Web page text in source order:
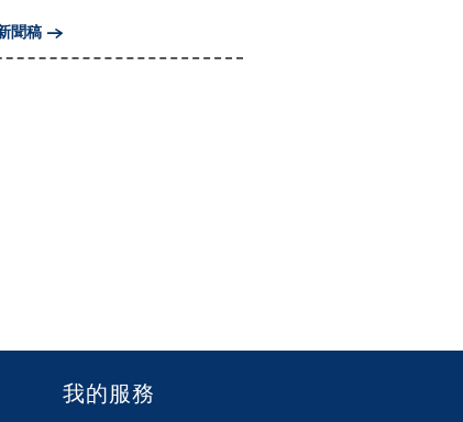
聞稿
我的服務